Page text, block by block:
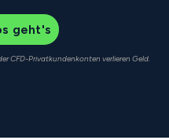
geht's
CFD-Privatkundenkonten verlieren Geld.